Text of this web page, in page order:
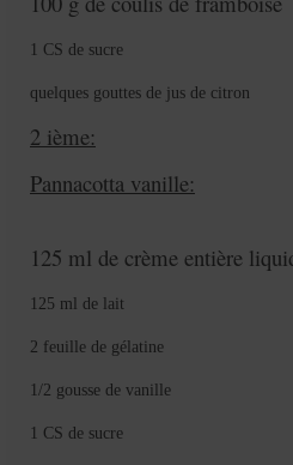
1 CS de sucre
quelques gouttes de jus de citron
2 ième:
Pannacotta vanille:
125 ml de crème entière
125 ml de lait
2 feuille de gélatine
1/2 gousse de vanille
1 CS de sucre